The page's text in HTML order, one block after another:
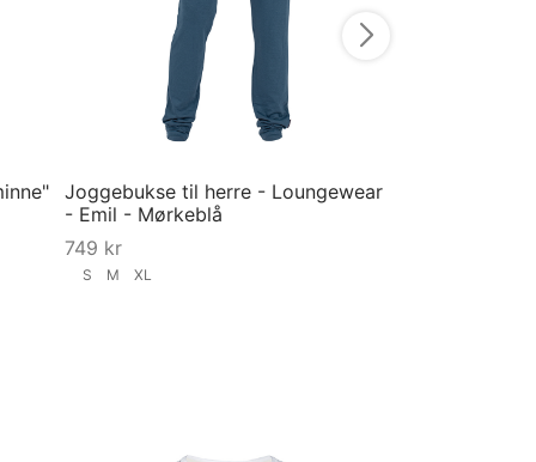
Joggebukse til herre - Loungewear
- Emil - Mørkeblå
749 kr
S M XL